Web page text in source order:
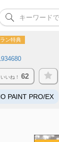
ン特典
いいね！ 62
PAINT PRO/EX